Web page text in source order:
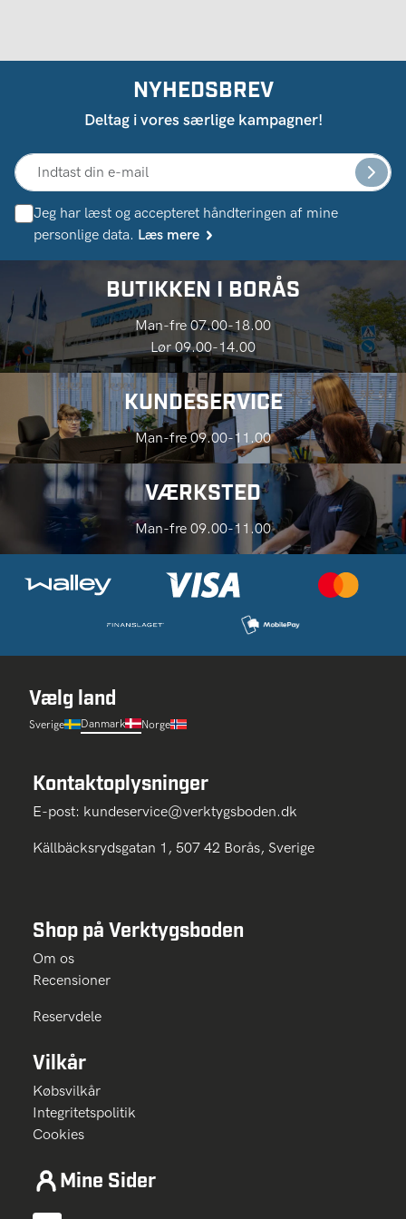
NYHEDSBREV
Deltag i vores særlige kampagner!
Jeg har læst og accepteret håndteringen af ​​mine
personlige data. Læs mere
BUTIKKEN I BORÅS
Man-fre 07.00-18.00
Lør 09.00-14.00
KUNDESERVICE
Man-fre 09.00-11.00
VÆRKSTED
Man-fre 09.00-11.00
Vælg land
Sverige Danmark Norge
Kontaktoplysninger
E-post: kundeservice@verktygsboden.dk
Källbäcksrydsgatan 1, 507 42 Borås, Sverige
Shop på Verktygsboden
Om os
Recensioner
Reservdele
Vilkår
Købsvilkår
Integritetspolitik
Cookies
Mine Sider